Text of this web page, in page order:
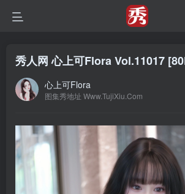
秀人网 心上可Flora Vol.11017
心上可Flora
图集秀地址 Www.TujiXiu.Com